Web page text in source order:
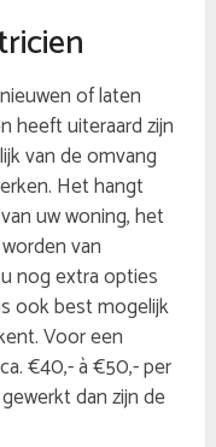
of laten
heeft uiteraard zijn
van de omvang
Het hangt
uw woning, het
van
nog extra opties
ook best mogelijk
Voor een
€40,- à €50,- per
dan zijn de